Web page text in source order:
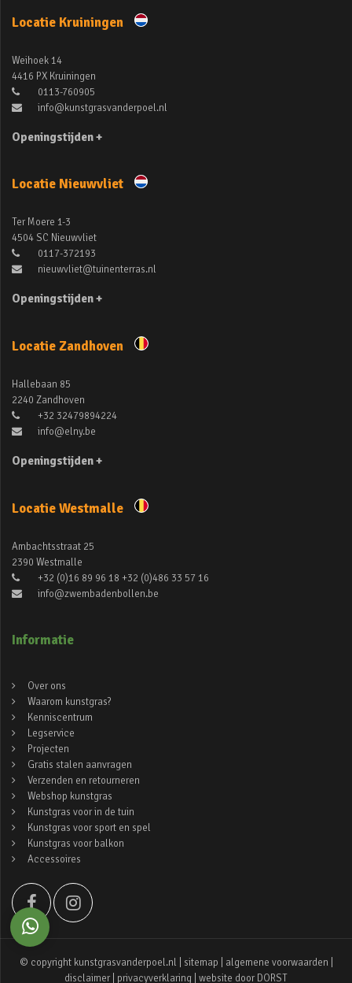
Locatie Kruiningen
Weihoek 14
4416 PX Kruiningen
0113-760905
info@kunstgrasvanderpoel.nl
Openingstijden +
Locatie Nieuwvliet
Ter Moere 1-3
4504 SC Nieuwvliet
0117-372193
nieuwvliet@tuinenterras.nl
Openingstijden +
Locatie Zandhoven
Hallebaan 85
2240 Zandhoven
+32 32479894224
info@elny.be
Openingstijden +
Locatie Westmalle
Ambachtsstraat 25
2390 Westmalle
+32 (0)16 89 96 18 +32 (0)486 33 57 16
info@zwembadenbollen.be
Informatie
Over ons
Waarom kunstgras?
Kenniscentrum
Legservice
Projecten
Gratis stalen aanvragen
Verzenden en retourneren
Webshop kunstgras
Kunstgras voor in de tuin
Kunstgras voor sport en spel
Kunstgras voor balkon
Accessoires
© copyright kunstgrasvanderpoel.nl | sitemap algemene voorwaarden
disclaimer
privacyverklaring | website door DORST